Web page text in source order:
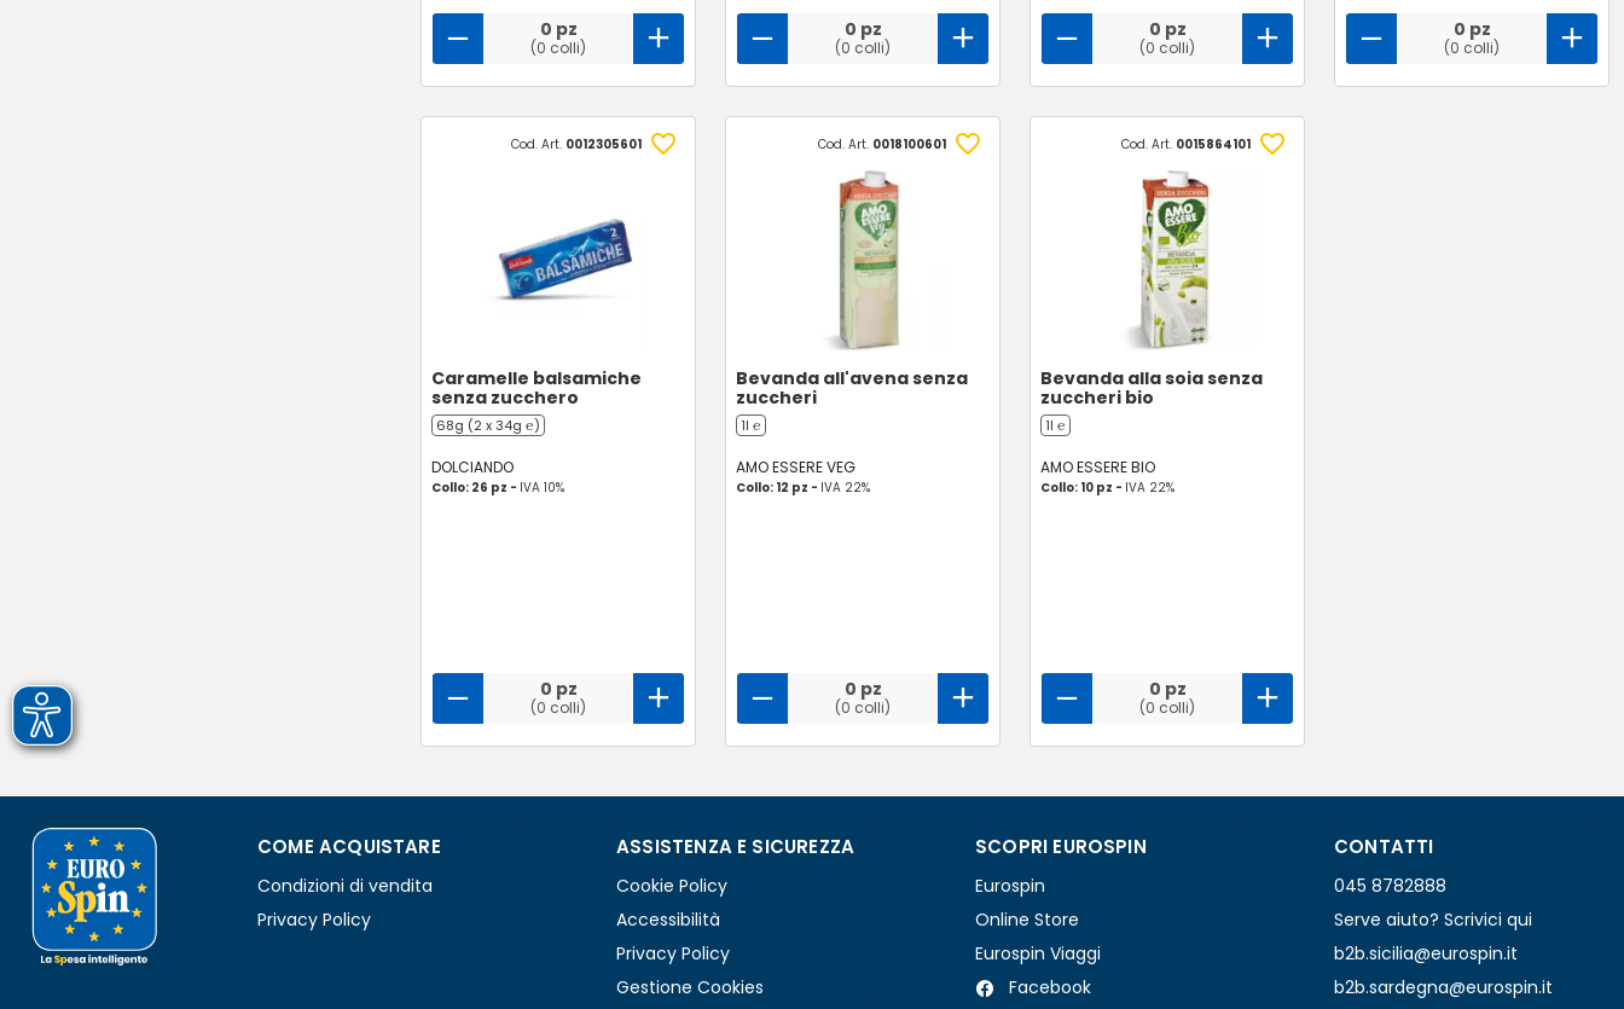
0 pz
(0 colli)
0 pz
(0 colli)
0 pz
(0 colli)
0 pz
(0 colli)
Cod. Art. 0012305601
Caramelle balsamiche
senza zucchero
68g (2 x 34g ℮)
DOLCIANDO
Collo: 26 pz - IVA 10%
0 pz
(0 colli)
Cod. Art. 0018100601
Bevanda all'avena senza
zuccheri
1l ℮
AMO ESSERE VEG
Collo: 12 pz - IVA 22%
0 pz
(0 colli)
Cod. Art. 0015864101
Bevanda alla soia senza
zuccheri bio
1l ℮
AMO ESSERE BIO
Collo: 10 pz - IVA 22%
0 pz
(0 colli)
COME ACQUISTARE
Condizioni di vendita
Privacy Policy
ASSISTENZA E SICUREZZA
Cookie Policy
Accessibilità
Privacy Policy
Gestione Cookies
SCOPRI EUROSPIN
Eurospin
Online Store
Eurospin Viaggi
Facebook
CONTATTI
045 8782888
Serve aiuto? Scrivici qui
b2b.sicilia@eurospin.it
b2b.sardegna@eurospin.it